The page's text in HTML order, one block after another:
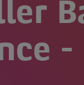
-